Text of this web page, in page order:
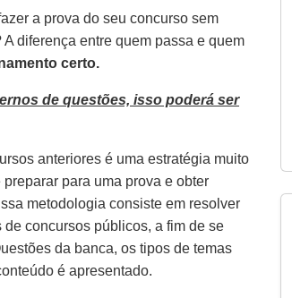
a prova do seu concurso sem
diferença entre quem passa e quem
certo.
de questões, isso poderá ser
anteriores é uma estratégia muito
para uma prova e obter
metodologia consiste em resolver
concursos públicos, a fim de se
da banca, os tipos de temas
é apresentado.